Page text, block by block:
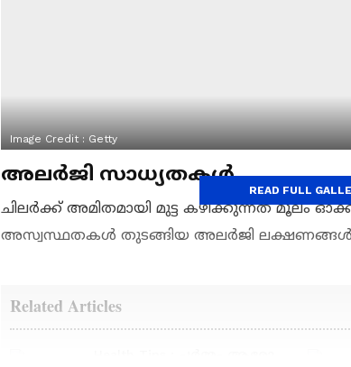
Image Credit : Getty
അലർജി സാധ്യതകൾ
ചിലർക്ക് അമിതമായി മുട്ട കഴിക്കുന്നത് മൂലം
അസ്വസ്ഥതകൾ തുടങ്ങിയ അലർജി ലക്ഷണങ്ങൾ
Related Articles
READ FULL